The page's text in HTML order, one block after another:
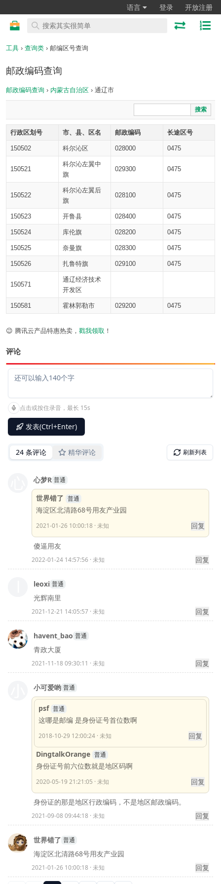
语言 登录 开放注册
工具 › 查询类 › 邮编区号查询
邮政编码查询
邮政编码查询 › 内蒙古自治区 › 通辽市
搜索
行政区划号 市、县、区名 邮政编码 长途区号
150502 科尔沁区 028000 0475
150521
科尔沁左翼中
旗
029300 0475
150522
科尔沁左翼后
旗
028100 0475
150523 开鲁县 028400 0475
150524 库伦旗 028200 0475
150525 奈曼旗 028300 0475
150526 扎鲁特旗 029100 0475
150571
通辽经济技术
开发区
150581 霍林郭勒市 029200 0475
😉 腾讯云产品特惠热卖， 戳我领取 ！
评论